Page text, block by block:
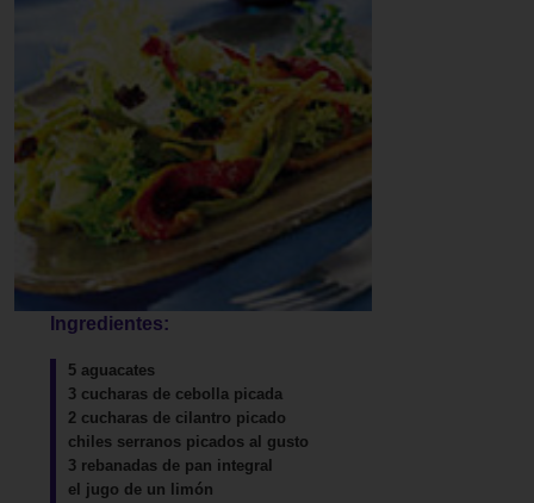
Ingredientes:
5 aguacates
3 cucharas de cebolla picada
2 cucharas de cilantro picado
chiles serranos picados al gusto
3 rebanadas de pan integral
el jugo de un limón